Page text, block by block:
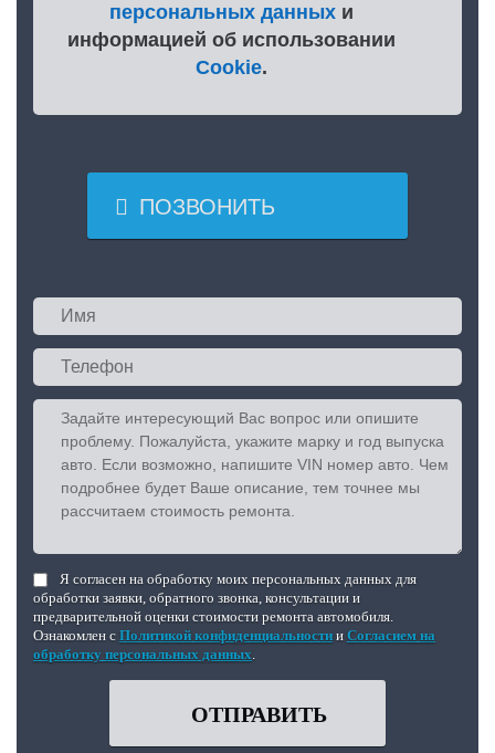
персональных данныхи
информацией об использовании
Cookie.
 ПОЗВОНИТЬ
Я согласен на обработку моих персональных данных для
обработки заявки, обратного звонка, консультации и
предварительной оценки стоимости ремонта автомобиля.
Ознакомлен с Политикой конфиденциальности и Согласием на
обработку персональных данных.
ОТПРАВИТЬ